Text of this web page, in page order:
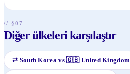
// §07
Diğer ülkeleri karşılaştır
⇄ South Korea vs🇬🇧 United Kingdom